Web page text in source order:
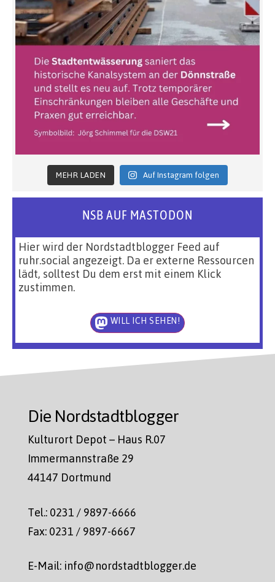
MEHR LADEN Auf Instagram folgen
NSB AUF MASTODON
Hier wird der Nordstadtblogger Feed auf
ruhr.social angezeigt. Da er externe Ressourcen
lädt, solltest Du dem erst mit einem Klick
zustimmen.
WILL ICH SEHEN!
Die Nordstadtblogger
Kulturort Depot – Haus R.07
Immermannstraße 29
44147 Dortmund
Tel.: 0231 / 9897-6666
Fax: 0231 / 9897-6667
E-Mail: info@nordstadtblogger.de